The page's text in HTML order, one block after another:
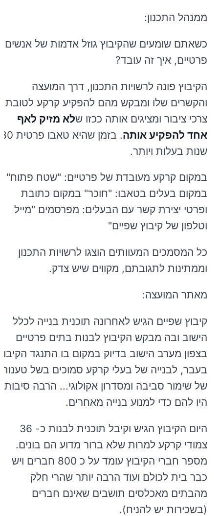
ממנהל התכנון:
כשאתם שומעים שהקיבוץ גוזל אדמות של אנשים
פרטיים, איך זה עובד?
הקיבוץ פונה לרשויות התכנון, דרך המועצה
והקשרים שלו ומבקש מהם להפקיע קרקע לטובת
צרכי ציבור ומציגים אותה ככזו שלא מזיק לאף
אחד להפקיע אותה
. בזמן שהיא טאבו פרטית 80
שנות בעלות ויותר.
במקום קרקע מעובדת של פרטיים: "שטח פתוח"
במקום בעלים בטאבו: "חוכר" במקום כתובת
ופרטי יצירת קשר עם הבעלים: מפרסמים "מייל
וטלפון של קיבוץ שפיים"
כל המסמכים המעוותים הוצגו לרשויות התכנון
וממתינות לתגובתם, מקווים שיש צדק.
מאתר המועצה:
קיבוץ שפיים הגיש לאחרונה תוכנית בנייה לכלל
הישוב ובה מבקש הקיבוץ לבנות בתים פרטיים
בצפון מערב הישוב בדיוק במקום בו התנגד
בעבר, לבנייה של בעלי קרקע סמוכים בשל טענות
של שימור סביבה ומסדרון אקולוגי... הרבה סיבות
היו להם כדי למנוע בנייה מאחרים.
היום הקיבוץ הגיש וקיבל תוכנית לבנות כ- 36
צמודי קרקע למרות שלא ברור מדוע הם בונים.
מספר חברי הקיבוץ עומד על כ 800 חברים ויש
כבר בית לכולם ועוד הרבה יותר שהרי חלק
מהבתים מאכלסים תושבים שאינם חברים
(בשכירות יש להניח).